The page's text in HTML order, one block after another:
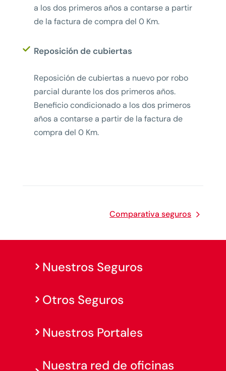
a los dos primeros años a contarse a partir
de la factura de compra del 0 Km.
Reposición de cubiertas
Reposición de cubiertas a nuevo por robo
parcial durante los dos primeros años.
Beneficio condicionado a los dos primeros
años a contarse a partir de la factura de
compra del 0 Km.
Comparativa seguros
Nuestros Seguros
Otros Seguros
Nuestros Portales
Nuestra red de oficinas